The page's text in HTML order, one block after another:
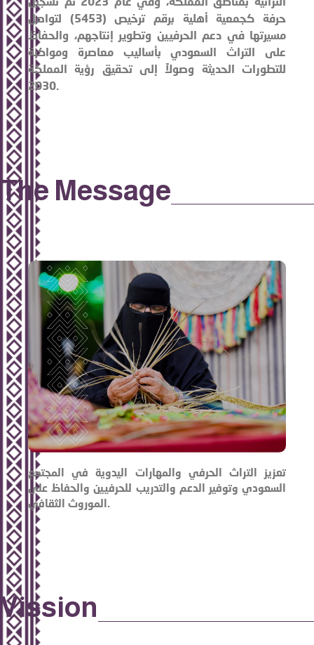
التراثية بمناطق المملكة، وفي عام 2023 تم تسجيل
حرفة كجمعية أهلية برقم ترخيص (5453) لتواصل
مسيرتها في دعم الحرفيين وتطوير إنتاجهم، والحفاظ
على التراث السعودي بأساليب معاصرة ومواكبة
للتطورات الحديثة وصولاً إلى تحقيق رؤية المملكة
2030.
The Message
تعزيز التراث الحرفي والمهارات اليدوية في المجتمع
السعودي وتوفير الدعم والتدريب للحرفيين والحفاظ على
الموروث الثقافي.
Vission